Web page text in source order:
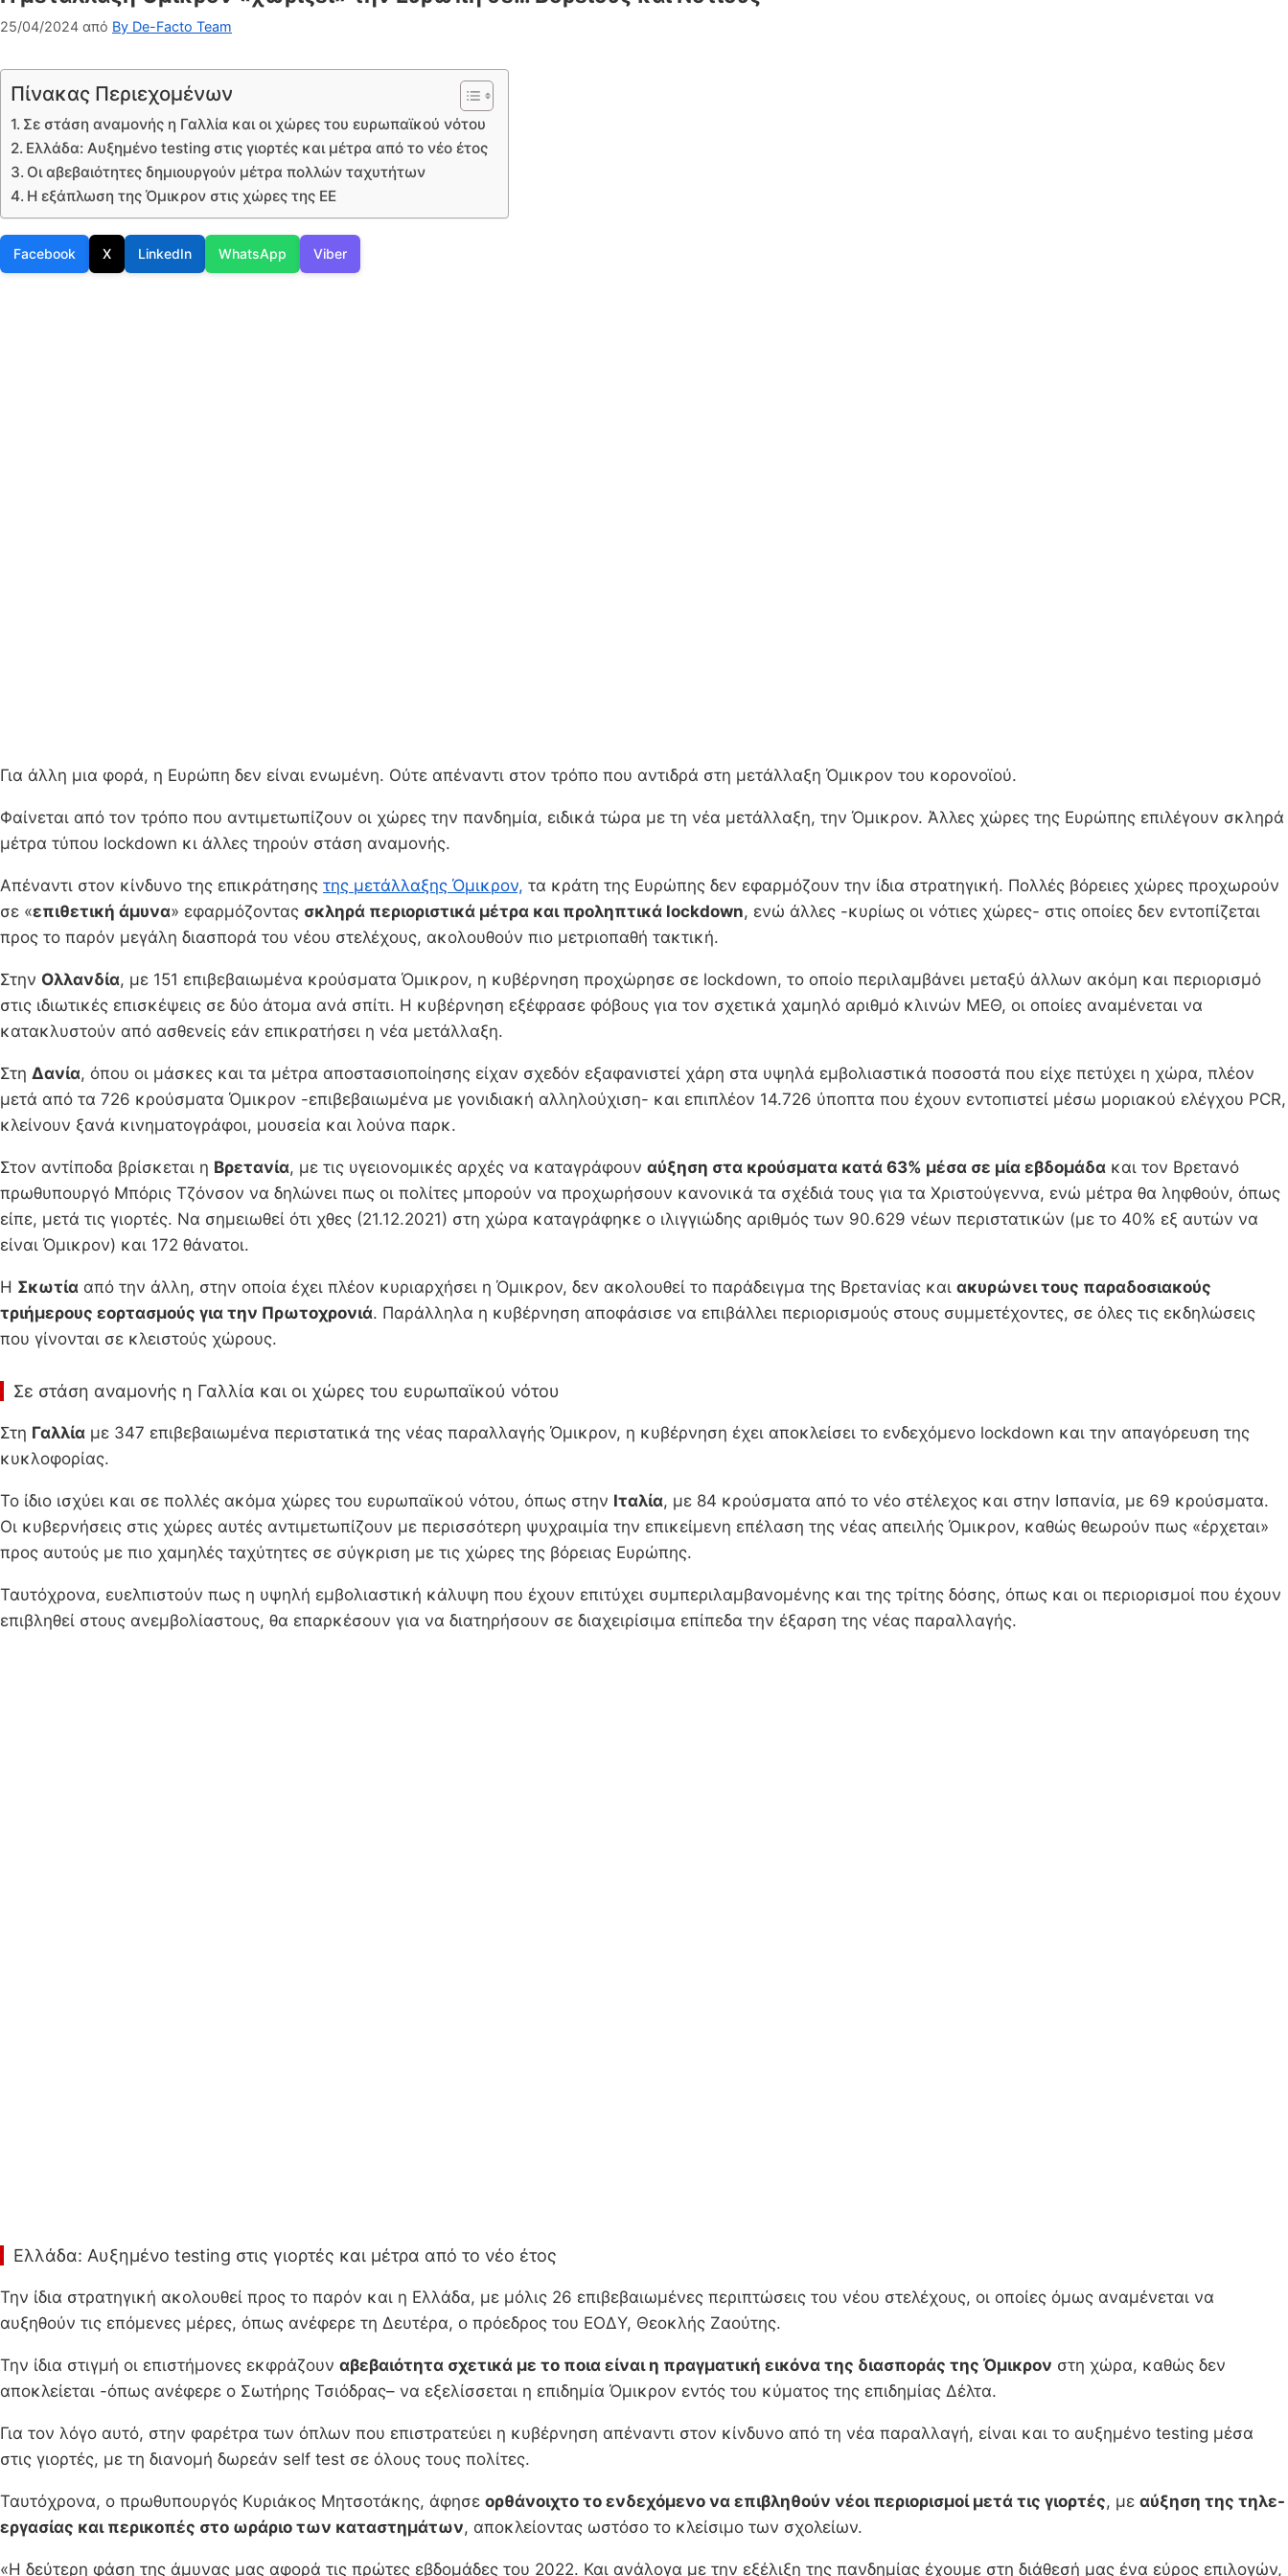
25/04/2024 από By De-Facto Team
Πίνακας Περιεχομένων
Σε στάση αναμονής η Γαλλία και οι χώρες του ευρωπαϊκού νότου
Ελλάδα: Αυξημένο testing στις γιορτές και μέτρα από το νέο έτος
Οι αβεβαιότητες δημιουργούν μέτρα πολλών ταχυτήτων
Η εξάπλωση της Όμικρον στις χώρες της ΕΕ
Facebook X LinkedIn WhatsApp Viber
Για άλλη μια φορά, η Ευρώπη δεν είναι ενωμένη. Ούτε απέναντι στον τρόπο που αντιδρά στη μετάλλαξη Όμικρον του κορονοϊού.
Φαίνεται από τον τρόπο που αντιμετωπίζουν οι χώρες την πανδημία, ειδικά τώρα με τη νέα μετάλλαξη, την Όμικρον. Άλλες χώρες της Ευρώπης επιλέγουν σκληρά
μέτρα τύπου lockdown κι άλλες τηρούν στάση αναμονής.
Απέναντι στον κίνδυνο της επικράτησης της μετάλλαξης Όμικρον, τα κράτη της Ευρώπης δεν εφαρμόζουν την ίδια στρατηγική. Πολλές βόρειες χώρες προχωρούν
σε «επιθετική άμυνα» εφαρμόζοντας σκληρά περιοριστικά μέτρα και προληπτικά lockdown, ενώ άλλες -κυρίως οι νότιες χώρες- στις οποίες δεν εντοπίζεται
προς το παρόν μεγάλη διασπορά του νέου στελέχους, ακολουθούν πιο μετριοπαθή τακτική.
Στην Ολλανδία, με 151 επιβεβαιωμένα κρούσματα Όμικρον, η κυβέρνηση προχώρησε σε lockdown, το οποίο περιλαμβάνει μεταξύ άλλων ακόμη και περιορισμό
στις ιδιωτικές επισκέψεις σε δύο άτομα ανά σπίτι. Η κυβέρνηση εξέφρασε φόβους για τον σχετικά χαμηλό αριθμό κλινών ΜΕΘ, οι οποίες αναμένεται να
κατακλυστούν από ασθενείς εάν επικρατήσει η νέα μετάλλαξη.
Στη Δανία, όπου οι μάσκες και τα μέτρα αποστασιοποίησης είχαν σχεδόν εξαφανιστεί χάρη στα υψηλά εμβολιαστικά ποσοστά που είχε πετύχει η χώρα, πλέον
μετά από τα 726 κρούσματα Όμικρον -επιβεβαιωμένα με γονιδιακή αλληλούχιση- και επιπλέον 14.726 ύποπτα που έχουν εντοπιστεί μέσω μοριακού ελέγχου PCR,
κλείνουν ξανά κινηματογράφοι, μουσεία και λούνα παρκ.
Στον αντίποδα βρίσκεται η Βρετανία, με τις υγειονομικές αρχές να καταγράφουν αύξηση στα κρούσματα κατά 63% μέσα σε μία εβδομάδα και τον Βρετανό
πρωθυπουργό Μπόρις Τζόνσον να δηλώνει πως οι πολίτες μπορούν να προχωρήσουν κανονικά τα σχέδιά τους για τα Χριστούγεννα, ενώ μέτρα θα ληφθούν, όπως
είπε, μετά τις γιορτές. Να σημειωθεί ότι χθες (21.12.2021) στη χώρα καταγράφηκε ο ιλιγγιώδης αριθμός των 90.629 νέων περιστατικών (με το 40% εξ αυτών να
είναι Όμικρον) και 172 θάνατοι.
Η Σκωτία από την άλλη, στην οποία έχει πλέον κυριαρχήσει η Όμικρον, δεν ακολουθεί το παράδειγμα της Βρετανίας και ακυρώνει τους παραδοσιακούς
τριήμερους εορτασμούς για την Πρωτοχρονιά. Παράλληλα η κυβέρνηση αποφάσισε να επιβάλλει περιορισμούς στους συμμετέχοντες, σε όλες τις εκδηλώσεις
που γίνονται σε κλειστούς χώρους.
Σε στάση αναμονής η Γαλλία και οι χώρες του ευρωπαϊκού νότου
Στη Γαλλία με 347 επιβεβαιωμένα περιστατικά της νέας παραλλαγής Όμικρον, η κυβέρνηση έχει αποκλείσει το ενδεχόμενο lockdown και την απαγόρευση της
κυκλοφορίας.
Το ίδιο ισχύει και σε πολλές ακόμα χώρες του ευρωπαϊκού νότου, όπως στην Ιταλία, με 84 κρούσματα από το νέο στέλεχος και στην Ισπανία, με 69 κρούσματα.
Οι κυβερνήσεις στις χώρες αυτές αντιμετωπίζουν με περισσότερη ψυχραιμία την επικείμενη επέλαση της νέας απειλής Όμικρον, καθώς θεωρούν πως «έρχεται»
προς αυτούς με πιο χαμηλές ταχύτητες σε σύγκριση με τις χώρες της βόρειας Ευρώπης.
Ταυτόχρονα, ευελπιστούν πως η υψηλή εμβολιαστική κάλυψη που έχουν επιτύχει συμπεριλαμβανομένης και της τρίτης δόσης, όπως και οι περιορισμοί που έχουν
επιβληθεί στους ανεμβολίαστους, θα επαρκέσουν για να διατηρήσουν σε διαχειρίσιμα επίπεδα την έξαρση της νέας παραλλαγής.
Ελλάδα: Αυξημένο testing στις γιορτές και μέτρα από το νέο έτος
Την ίδια στρατηγική ακολουθεί προς το παρόν και η Ελλάδα, με μόλις 26 επιβεβαιωμένες περιπτώσεις του νέου στελέχους, οι οποίες όμως αναμένεται να
αυξηθούν τις επόμενες μέρες, όπως ανέφερε τη Δευτέρα, ο πρόεδρος του ΕΟΔΥ, Θεοκλής Ζαούτης.
Την ίδια στιγμή οι επιστήμονες εκφράζουν αβεβαιότητα σχετικά με το ποια είναι η πραγματική εικόνα της διασποράς της Όμικρον στη χώρα, καθώς δεν
αποκλείεται -όπως ανέφερε ο Σωτήρης Τσιόδρας– να εξελίσσεται η επιδημία Όμικρον εντός του κύματος της επιδημίας Δέλτα.
Για τον λόγο αυτό, στην φαρέτρα των όπλων που επιστρατεύει η κυβέρνηση απέναντι στον κίνδυνο από τη νέα παραλλαγή, είναι και το αυξημένο testing μέσα
στις γιορτές, με τη διανομή δωρεάν self test σε όλους τους πολίτες.
Ταυτόχρονα, ο πρωθυπουργός Κυριάκος Μητσοτάκης, άφησε ορθάνοιχτο το ενδεχόμενο να επιβληθούν νέοι περιορισμοί μετά τις γιορτές, με αύξηση της τηλε-
εργασίας και περικοπές στο ωράριο των καταστημάτων, αποκλείοντας ωστόσο το κλείσιμο των σχολείων.
«Η δεύτερη φάση της άμυνας μας αφορά τις πρώτες εβδομάδες του 2022. Και ανάλογα με την εξέλιξη της πανδημίας έχουμε στη διάθεσή μας ένα εύρος επιλογών,